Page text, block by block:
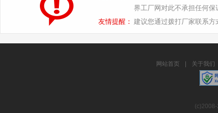
界工厂网对此不承担任何保
友情提醒： 建议您通过拨打厂家联系
网站首页 关于我们